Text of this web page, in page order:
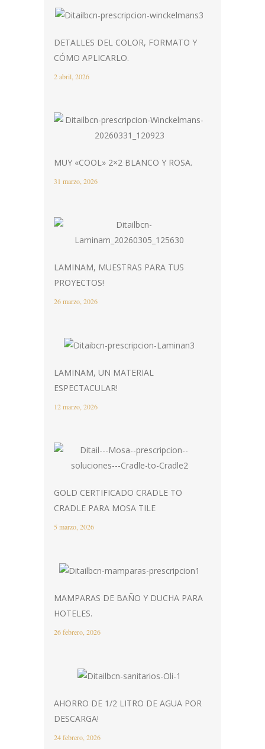
DETALLES DEL COLOR, FORMATO Y
CÓMO APLICARLO.
2 abril, 2026
MUY «COOL» 2×2 BLANCO Y ROSA.
31 marzo, 2026
LAMINAM, MUESTRAS PARA TUS
PROYECTOS!
26 marzo, 2026
LAMINAM, UN MATERIAL
ESPECTACULAR!
12 marzo, 2026
GOLD CERTIFICADO CRADLE TO
CRADLE PARA MOSA TILE
5 marzo, 2026
MAMPARAS DE BAÑO Y DUCHA PARA
HOTELES.
26 febrero, 2026
AHORRO DE 1/2 LITRO DE AGUA POR
DESCARGA!
24 febrero, 2026